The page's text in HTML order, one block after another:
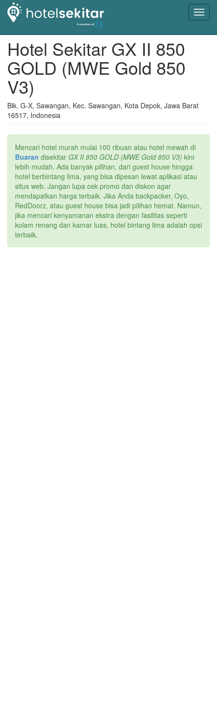
Hotel Sekitar GX II 850
GOLD (MWE Gold 850
V3)
Blk. G-X, Sawangan, Kec. Sawangan, Kota Depok, Jawa Barat
16517, Indonesia
Mencari hotel murah mulai 100 ribuan atau hotel mewah di
Buaran disekitar GX II 850 GOLD (MWE Gold 850 V3) kini
lebih mudah. Ada banyak pilihan, dari guest house hingga
hotel berbintang lima, yang bisa dipesan lewat aplikasi atau
situs web. Jangan lupa cek promo dan diskon agar
mendapatkan harga terbaik. Jika Anda backpacker, Oyo,
RedDoorz, atau guest house bisa jadi pilihan hemat. Namun,
jika mencari kenyamanan ekstra dengan fasilitas seperti
kolam renang dan kamar luas, hotel bintang lima adalah opsi
terbaik.